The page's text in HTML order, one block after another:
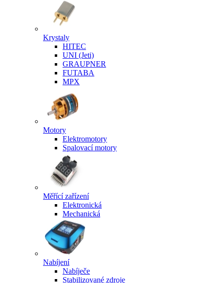
Krystaly
HITEC
UNI (Jeti)
GRAUPNER
FUTABA
MPX
Motory
Elektromotory
Spalovací motory
Měřící zařízení
Elektronická
Mechanická
Nabíjení
Nabíječe
Stabilizované zdroje